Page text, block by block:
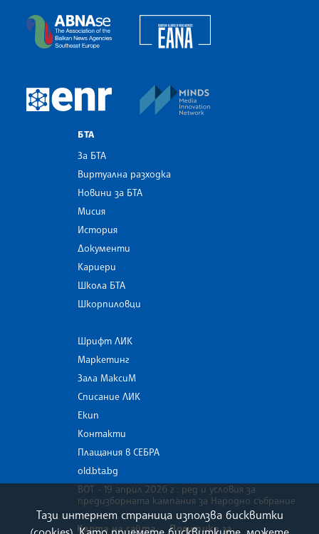
The Assocoation of the Balkan News Agencies
European Newsroom
БТА
За БТА
Виртуална разходка
Новини за БТА
Мисия
История
Документи
Кариери
Школа БТА
Шкорпиловци
Шрифт ЛИК
Маркетинг
Зала МаксиМ
Списание ЛИК
Екип
Контакти
Плащания в СЕБРА
old.bta.bg
ВОТ - 19 април 2026 г . ред и условия за
предизборната кампания за Народно събрание
Карта на сайта Политика за
Тази интернет страница използва бисквитки